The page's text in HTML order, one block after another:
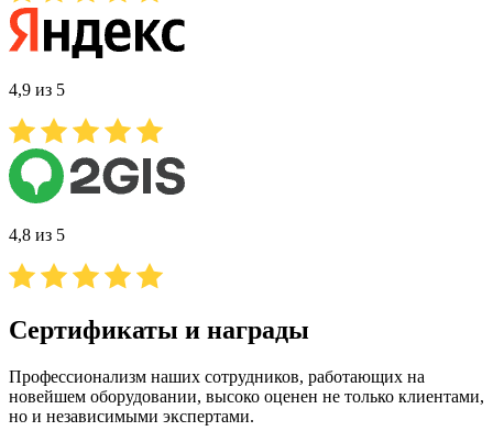
4,9 из 5
4,8 из 5
Сертификаты и награды
Профессионализм наших сотрудников, работающих на
новейшем оборудовании, высоко оценен не только клиентами,
но и независимыми экспертами.